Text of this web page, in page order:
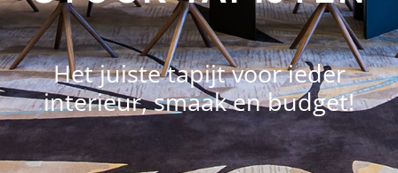
Het juiste tapijt voor ieder
interieur, smaak en budget!